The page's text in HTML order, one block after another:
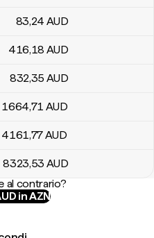
83,24 AUD
416,18 AUD
832,35 AUD
1664,71 AUD
4161,77AUD
8323,53 AUD
al contrario?
in AZN